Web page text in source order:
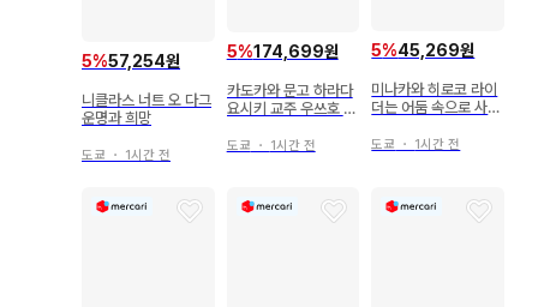
5%57,254원
니클라스 너트 오 다그
운명과 희망
도쿄 ・ 1시간 전
5%174,699원
카도카와 문고 하라다
요시키 교주 우쓰호 이
도쿄 ・ 1시간 전
5%45,269원
미나카와 히로코 라이
더는 어둠 속으로 사라
도쿄 ・ 1시간 전